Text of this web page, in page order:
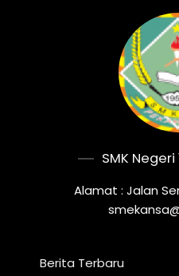
SMK
Alamat : Jalan
Berita Terbaru